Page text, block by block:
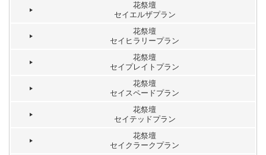
花祭壇
セイエルザプラン
花祭壇
セイヒラリープラン
花祭壇
セイプレイトプラン
花祭壇
セイスペードプラン
花祭壇
セイテッドプラン
花祭壇
セイクラークプラン